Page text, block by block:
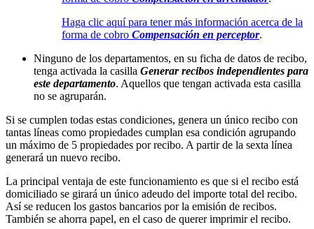
Haga clic aquí para tener más información acerca de la
forma de cobro Compensación en perceptor.
Ninguno de los departamentos, en su ficha de datos de recibo,
tenga activada la casilla Generar recibos independientes para
este departamento. Aquellos que tengan activada esta casilla
no se agruparán.
Si se cumplen todas estas condiciones, genera un único recibo con
tantas líneas como propiedades cumplan esa condición agrupando
un máximo de 5 propiedades por recibo. A partir de la sexta línea
generará un nuevo recibo.
La principal ventaja de este funcionamiento es que si el recibo está
domiciliado se girará un único adeudo del importe total del recibo.
Así se reducen los gastos bancarios por la emisión de recibos.
También se ahorra papel, en el caso de querer imprimir el recibo.